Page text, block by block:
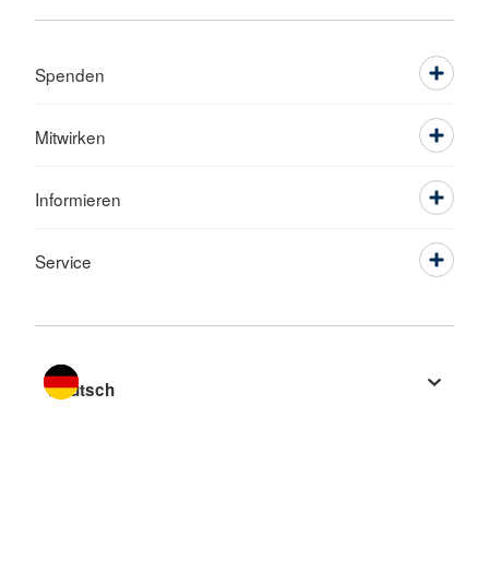
Spenden
Mitwirken
Informieren
Service
Sprache wechseln zu